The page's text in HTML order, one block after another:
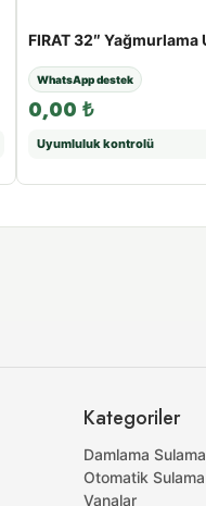
WhatsApp destek
0,00 ₺
Uyumluluk kontrolü
Kategoriler
Damlama Sulama
Otomatik Sulama
Vanalar